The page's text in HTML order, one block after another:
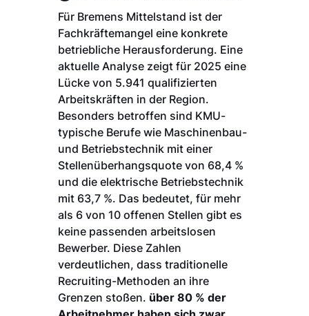
Für Bremens Mittelstand ist der
Fachkräftemangel eine konkrete
betriebliche Herausforderung. Eine
aktuelle Analyse zeigt für 2025 eine
Lücke von 5.941 qualifizierten
Arbeitskräften in der Region.
Besonders betroffen sind KMU-
typische Berufe wie Maschinenbau-
und Betriebstechnik mit einer
Stellenüberhangsquote von 68,4 %
und die elektrische Betriebstechnik
mit 63,7 %. Das bedeutet, für mehr
als 6 von 10 offenen Stellen gibt es
keine passenden arbeitslosen
Bewerber. Diese Zahlen
verdeutlichen, dass traditionelle
Recruiting-Methoden an ihre
Grenzen stoßen. über 80 % der